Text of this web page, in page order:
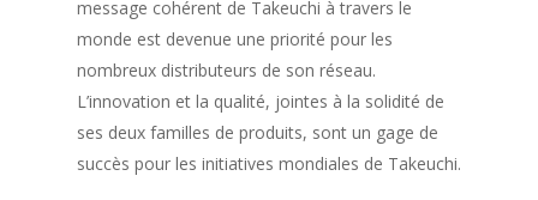
message cohérent de Takeuchi à travers le
monde est devenue une priorité pour les
nombreux distributeurs de son réseau.
L’innovation et la qualité, jointes à la solidité de
ses deux familles de produits, sont un gage de
succès pour les initiatives mondiales de Takeuchi.